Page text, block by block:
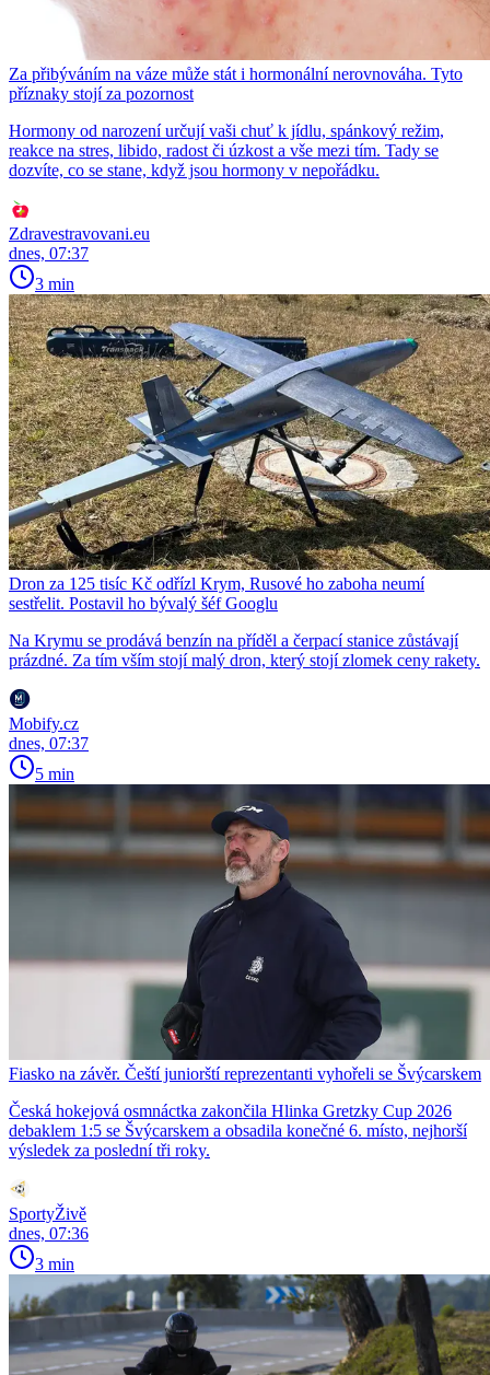
Za přibýváním na váze může stát i hormonální nerovnováha. Tyto
příznaky stojí za pozornost
Hormony od narození určují vaši chuť k jídlu, spánkový režim,
reakce na stres, libido, radost či úzkost a vše mezi tím. Tady se
dozvíte, co se stane, když jsou hormony v nepořádku.
Zdravestravovani.eu
dnes, 07:37
3 min
Dron za 125 tisíc Kč odřízl Krym, Rusové ho zaboha neumí
sestřelit. Postavil ho bývalý šéf Googlu
Na Krymu se prodává benzín na příděl a čerpací stanice zůstávají
prázdné. Za tím vším stojí malý dron, který stojí zlomek ceny rakety.
Mobify.cz
dnes, 07:37
5 min
Fiasko na závěr. Čeští juniorští reprezentanti vyhořeli se Švýcarskem
Česká hokejová osmnáctka zakončila Hlinka Gretzky Cup 2026
debaklem 1:5 se Švýcarskem a obsadila konečné 6. místo, nejhorší
výsledek za poslední tři roky.
SportyŽivě
dnes, 07:36
3 min